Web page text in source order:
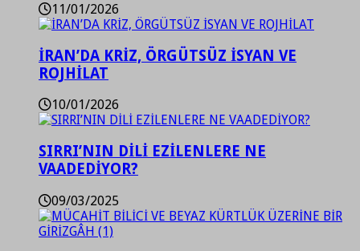
11/01/2026
İRAN’DA KRİZ, ÖRGÜTSÜZ İSYAN VE
ROJHİLAT
10/01/2026
SIRRI’NIN DİLİ EZİLENLERE NE
VAADEDİYOR?
09/03/2025